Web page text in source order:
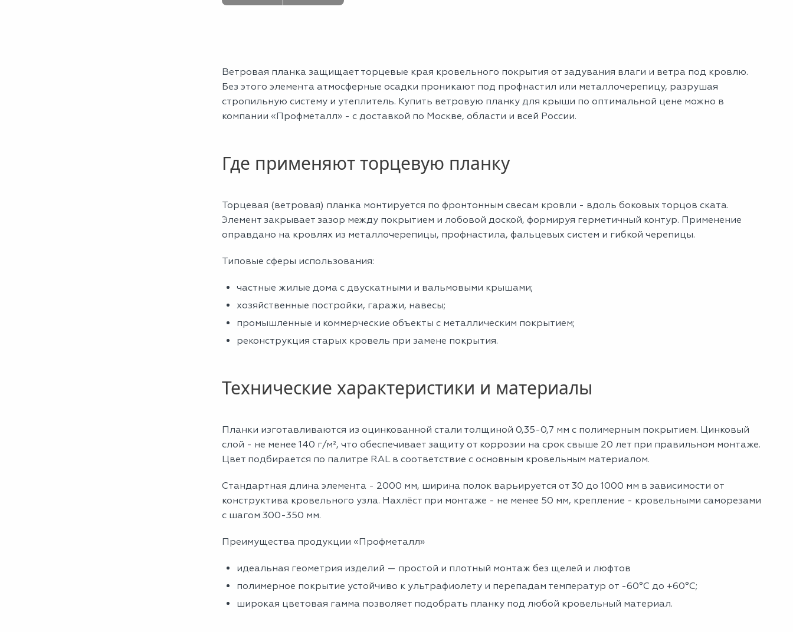
Ветровая планка защищает торцевые края кровельного покрытия от задувания влаги и ветра под кровлю.
Без этого элемента атмосферные осадки проникают под профнастил или металлочерепицу, разрушая
стропильную систему и утеплитель. Купить ветровую планку для крыши по оптимальной цене можно в
компании «Профметалл» - с доставкой по Москве, области и всей России.
Где применяют торцевую планку
Торцевая (ветровая) планка монтируется по фронтонным свесам кровли - вдоль боковых торцов ската.
Элемент закрывает зазор между покрытием и лобовой доской, формируя герметичный контур. Применение
оправдано на кровлях из металлочерепицы, профнастила, фальцевых систем и гибкой черепицы.
Типовые сферы использования:
частные жилые дома с двускатными и вальмовыми крышами;
хозяйственные постройки, гаражи, навесы;
промышленные и коммерческие объекты с металлическим покрытием;
реконструкция старых кровель при замене покрытия.
Технические характеристики и материалы
Планки изготавливаются из оцинкованной стали толщиной 0,35-0,7 мм с полимерным покрытием. Цинковый
слой - не менее 140 г/м², что обеспечивает защиту от коррозии на срок свыше 20 лет при правильном монтаже.
Цвет подбирается по палитре RAL в соответствие с основным кровельным материалом.
Стандартная длина элемента - 2000 мм, ширина полок варьируется от 30 до 1000 мм в зависимости от
конструктива кровельного узла. Нахлёст при монтаже - не менее 50 мм, крепление - кровельными саморезами
с шагом 300-350 мм.
Преимущества продукции «Профметалл»
идеальная геометрия изделий — простой и плотный монтаж без щелей и люфтов
полимерное покрытие устойчиво к ультрафиолету и перепадам температур от -60°C до +60°C;
широкая цветовая гамма позволяет подобрать планку под любой кровельный материал.